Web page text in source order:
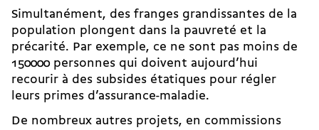
Simultanément, des franges grandissantes de la
population plongent dans la pauvreté et la
précarité. Par exemple, ce ne sont pas moins de
150000 personnes qui doivent aujourd’hui
recourir à des subsides étatiques pour régler
leurs primes d’assurance-maladie.
De nombreux autres projets, en commissions